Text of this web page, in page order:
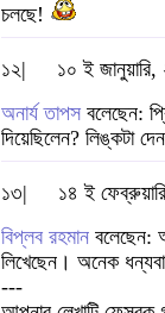
চলছে!
১২|
১০ ই
অনার্য তাপস বলেছেন:
দিয়েছিলেন? লিঙ্কটা
১৩|
১৪ ই
বিপ্লব রহমান বলেছেন:
লিখেছেন। অনেক
---